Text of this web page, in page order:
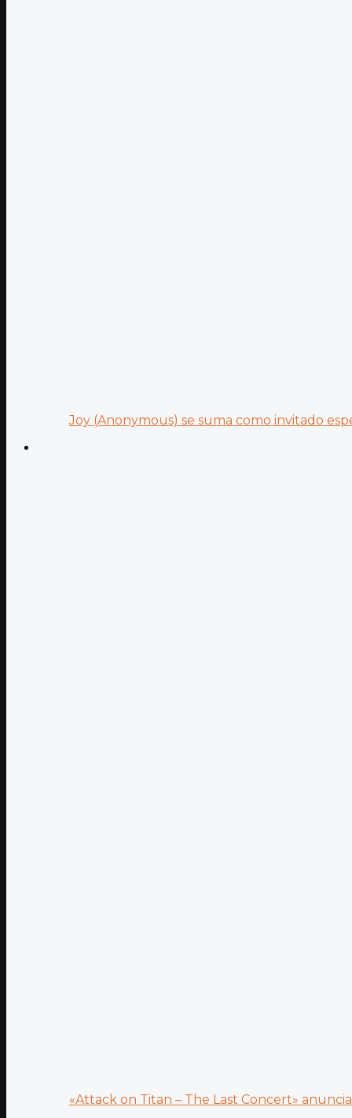
Joy (Anonymous) se suma como invitado
«Attack on Titan – The Last Concert»